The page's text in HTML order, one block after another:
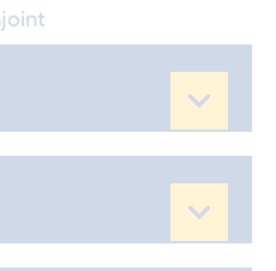
donnent pas droit à la